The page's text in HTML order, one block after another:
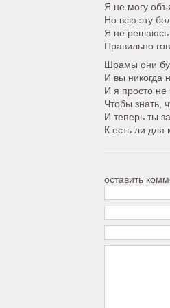
Я не могу
Но всю эту
Я не решаюсь
Правильно
Шрамы они
И вы никогда
И я просто не
Чтобы знать,
И теперь ты
К есть ли для
оставить